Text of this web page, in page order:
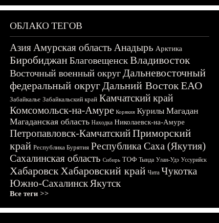
ОБЛАКО ТЕГОВ
АзияАмурская область Анадырь Арктика
БиробиджанБлаговещенскВладивосток
Восточный военный округДальневосточный
федеральный округДальний ВостокЕАО
Забайкалье Забайкальский край Камчатский край
Комсомольск-на-Амуре Корякия Курилы Магадан
Магаданская область Находка Николаевск-на-Амуре
Петропавловск-КамчатскийПриморский
край Республика Бурятия Республика Саха (Якутия)
Сахалинская область Сибирь ТОФ Тында Улан-Удэ Уссурийск
ХабаровскХабаровский край Чита Чукотка
Южно-СахалинскЯкутск
Все теги >>